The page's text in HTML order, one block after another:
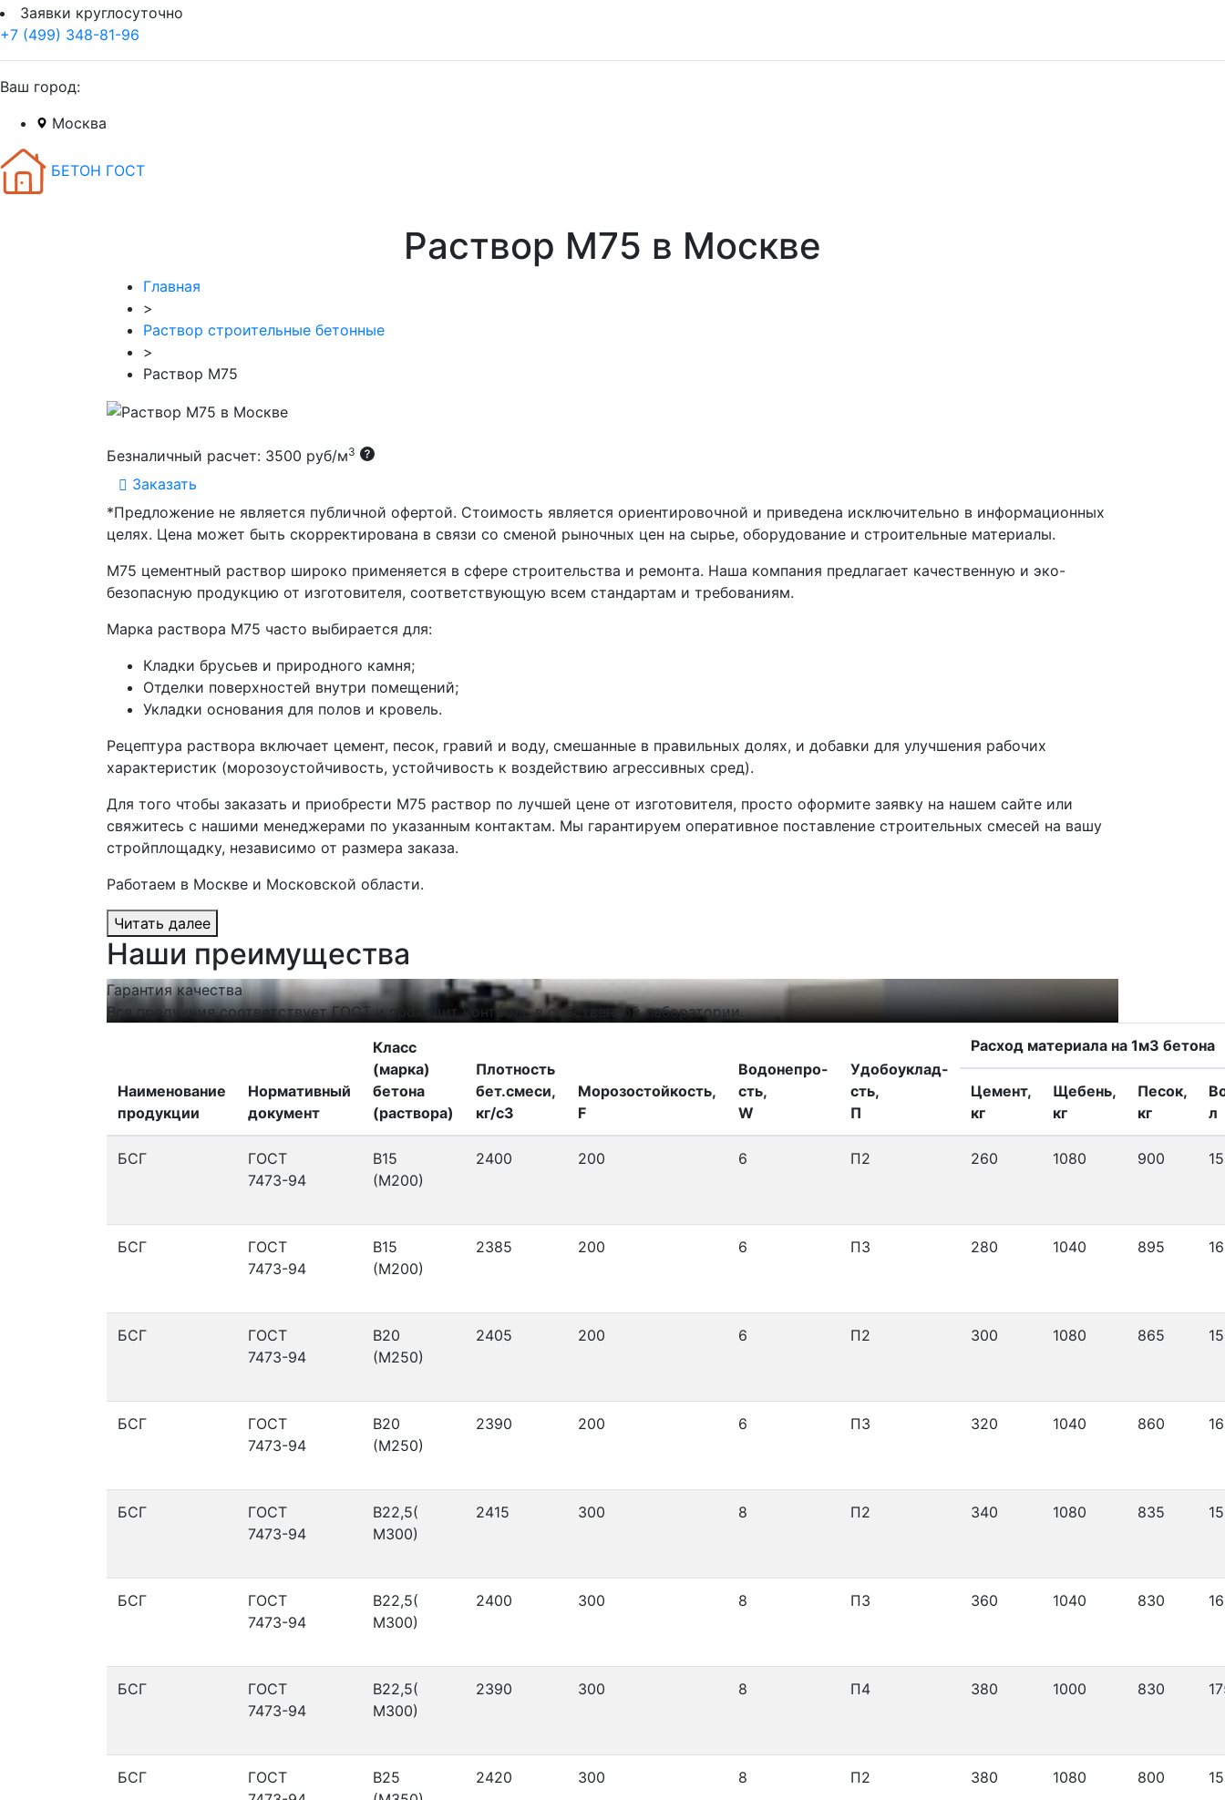
Заявки круглосуточно
+7 (499) 348-81-96
Ваш город:
Москва
БЕТОН ГОСТ
Раствор М75 в Москве
Главная
>
Раствор строительные бетонные
>
Раствор М75
Безналичный расчет: 3500 руб/м3
Заказать
*Предложение не является публичной офертой. Стоимость является ориентировочной и приведена исключительно в информационных
целях. Цена может быть скорректирована в связи со сменой рыночных цен на сырье, оборудование и строительные материалы.
М75 цементный раствор широко применяется в сфере строительства и ремонта. Наша компания предлагает качественную и эко-
безопасную продукцию от изготовителя, соответствующую всем стандартам и требованиям.
Марка раствора М75 часто выбирается для:
Кладки брусьев и природного камня;
Отделки поверхностей внутри помещений;
Укладки основания для полов и кровель.
Рецептура раствора включает цемент, песок, гравий и воду, смешанные в правильных долях, и добавки для улучшения рабочих
характеристик (морозоустойчивость, устойчивость к воздействию агрессивных сред).
Для того чтобы заказать и приобрести М75 раствор по лучшей цене от изготовителя, просто оформите заявку на нашем сайте или
свяжитесь с нашими менеджерами по указанным контактам. Мы гарантируем оперативное поставление строительных смесей на вашу
стройплощадку, независимо от размера заказа.
Работаем в Москве и Московской области.
Читать далее
Наши преимущества
Гарантия качества
Вся продукция соответствует ГОСТ и проходит контроль в собственной лаборатории.
Наименование
продукции
Нормативный
документ
Класс
(марка)
бетона
(раствора)
Плотность
бет.смеси,
кг/с3
Морозостойкость,
F
Водонепро-
сть,
W
Удобоуклад-
сть,
П
Расход материала на 1м3 бетона
Цемент,
кг
Щебень,
кг
Песок,
кг
л
БСГ
ГОСТ
7473-94
В15
(М200)
2400 200 6 П2 260 1080 900
БСГ
ГОСТ
7473-94
В15
(М200)
2385 200 6 П3 280 1040 895
БСГ
ГОСТ
7473-94
В20
(М250)
2405 200 6 П2 300 1080 865
БСГ
ГОСТ
7473-94
В20
(М250)
2390 200 6 П3 320 1040 860
БСГ
ГОСТ
7473-94
В22,5(
М300)
2415 300 8 П2 340 1080 835
БСГ
ГОСТ
7473-94
В22,5(
М300)
2400 300 8 П3 360 1040 830
БСГ
ГОСТ
7473-94
В22,5(
М300)
2390 300 8 П4 380 1000 830
БСГ
ГОСТ
В25
2420 300 8 П2 380 1080 800